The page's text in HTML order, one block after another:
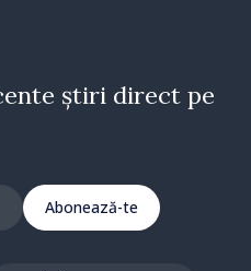
știri direct pe
Abonează-te